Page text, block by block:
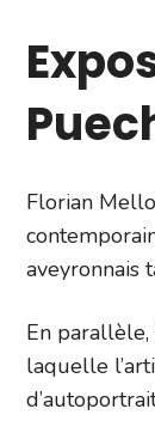
Florian
aveyronnais
En parallèle,
laquelle